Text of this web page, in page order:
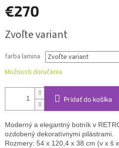
€270
cena:
Zvoľte variant
farba lamina
Možnosti doručenia
Pridať do košíka
Moderný a elegantný botník v
ozdobený dekoratívnymi pilástrami.
Rozmery: 54 x 120,4 x 38 cm (v x š